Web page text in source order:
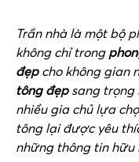
Trần nhà là một bộ
không chỉ trong
đẹp cho không gian
tông đẹp sang trọng
nhiều gia chủ lựa
tông lại được yêu
những thông tin hữu